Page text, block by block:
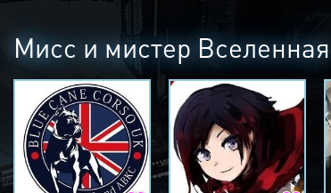
Мисс и мистер Вселенная